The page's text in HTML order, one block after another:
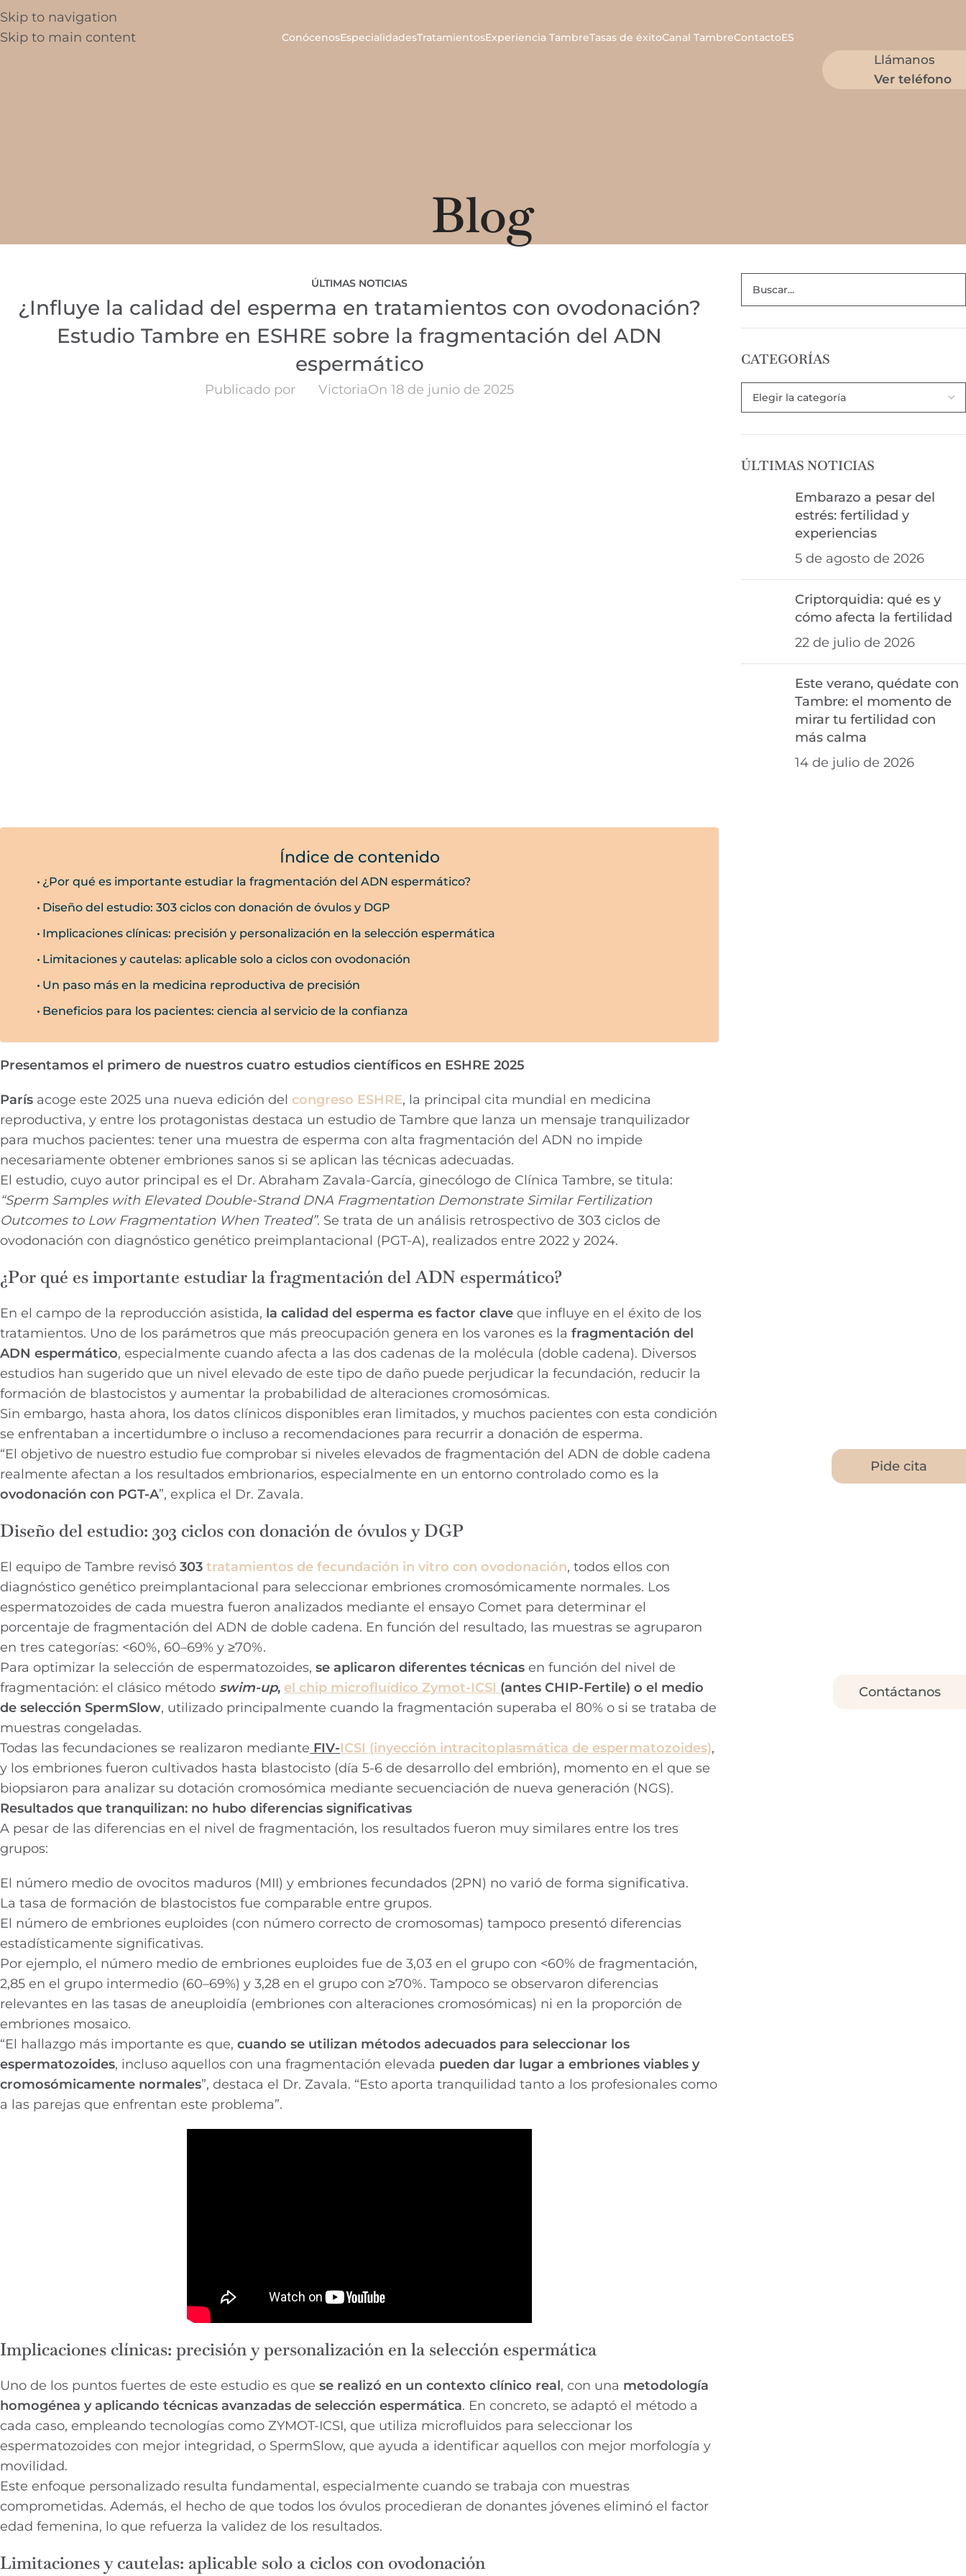
Skip to navigation
Skip to main content
ConócenosEspecialidadesTratamientosExperiencia TambreTasas de éxitoCanal TambreContactoES
Llámanos
Ver teléfono
Blog
ÚLTIMAS NOTICIAS
¿Influye la calidad del esperma en tratamientos con ovodonación?
Estudio Tambre en ESHRE sobre la fragmentación del ADN
espermático
Publicado por VictoriaOn 18 de junio de 2025
Índice de contenido
¿Por qué es importante estudiar la fragmentación del ADN espermático?
Diseño del estudio: 303 ciclos con donación de óvulos y DGP
Implicaciones clínicas: precisión y personalización en la selección espermática
Limitaciones y cautelas: aplicable solo a ciclos con ovodonación
Un paso más en la medicina reproductiva de precisión
Beneficios para los pacientes: ciencia al servicio de la confianza
Presentamos el primero de nuestros cuatro estudios científicos en ESHRE 2025
París acoge este 2025 una nueva edición del congreso ESHRE, la principal cita mundial en medicina
reproductiva, y entre los protagonistas destaca un estudio de Tambre que lanza un mensaje tranquilizador
para muchos pacientes: tener una muestra de esperma con alta fragmentación del ADN no impide
necesariamente obtener embriones sanos si se aplican las técnicas adecuadas.
El estudio, cuyo autor principal es el Dr. Abraham Zavala-García, ginecólogo de Clínica Tambre, se titula:
“Sperm Samples with Elevated Double-Strand DNA Fragmentation Demonstrate Similar Fertilization
Outcomes to Low Fragmentation When Treated”. Se trata de un análisis retrospectivo de 303 ciclos de
ovodonación con diagnóstico genético preimplantacional (PGT-A), realizados entre 2022 y 2024.
¿Por qué es importante estudiar la fragmentación del ADN espermático?
En el campo de la reproducción asistida, la calidad del esperma es factor clave que influye en el éxito de los
tratamientos. Uno de los parámetros que más preocupación genera en los varones es la fragmentación del
ADN espermático, especialmente cuando afecta a las dos cadenas de la molécula (doble cadena). Diversos
estudios han sugerido que un nivel elevado de este tipo de daño puede perjudicar la fecundación, reducir la
formación de blastocistos y aumentar la probabilidad de alteraciones cromosómicas.
Sin embargo, hasta ahora, los datos clínicos disponibles eran limitados, y muchos pacientes con esta condición
se enfrentaban a incertidumbre o incluso a recomendaciones para recurrir a donación de esperma.
“El objetivo de nuestro estudio fue comprobar si niveles elevados de fragmentación del ADN de doble cadena
realmente afectan a los resultados embrionarios, especialmente en un entorno controlado como es la
ovodonación con PGT-A”, explica el Dr. Zavala.
Diseño del estudio: 303 ciclos con donación de óvulos y DGP
El equipo de Tambre revisó 303 tratamientos de fecundación in vitro con ovodonación, todos ellos con
diagnóstico genético preimplantacional para seleccionar embriones cromosómicamente normales. Los
espermatozoides de cada muestra fueron analizados mediante el ensayo Comet para determinar el
porcentaje de fragmentación del ADN de doble cadena. En función del resultado, las muestras se agruparon
en tres categorías: <60%, 60–69% y ≥70%.
Para optimizar la selección de espermatozoides, se aplicaron diferentes técnicas en función del nivel de
fragmentación: el clásico método swim-up, el chip microfluídico Zymot-ICSI (antes CHIP-Fertile) o el medio
de selección SpermSlow, utilizado principalmente cuando la fragmentación superaba el 80% o si se trataba de
muestras congeladas.
Todas las fecundaciones se realizaron mediante FIV-ICSI (inyección intracitoplasmática de espermatozoides),
y los embriones fueron cultivados hasta blastocisto (día 5-6 de desarrollo del embrión), momento en el que se
biopsiaron para analizar su dotación cromosómica mediante secuenciación de nueva generación (NGS).
Resultados que tranquilizan: no hubo diferencias significativas
A pesar de las diferencias en el nivel de fragmentación, los resultados fueron muy similares entre los tres
grupos:
El número medio de ovocitos maduros (MII) y embriones fecundados (2PN) no varió de forma significativa.
La tasa de formación de blastocistos fue comparable entre grupos.
El número de embriones euploides (con número correcto de cromosomas) tampoco presentó diferencias
estadísticamente significativas.
Por ejemplo, el número medio de embriones euploides fue de 3,03 en el grupo con <60% de fragmentación,
2,85 en el grupo intermedio (60–69%) y 3,28 en el grupo con ≥70%. Tampoco se observaron diferencias
relevantes en las tasas de aneuploidía (embriones con alteraciones cromosómicas) ni en la proporción de
embriones mosaico.
“El hallazgo más importante es que, cuando se utilizan métodos adecuados para seleccionar los
espermatozoides, incluso aquellos con una fragmentación elevada pueden dar lugar a embriones viables y
cromosómicamente normales”, destaca el Dr. Zavala. “Esto aporta tranquilidad tanto a los profesionales como
a las parejas que enfrentan este problema”.
Implicaciones clínicas: precisión y personalización en la selección espermática
Uno de los puntos fuertes de este estudio es que se realizó en un contexto clínico real, con una metodología
homogénea y aplicando técnicas avanzadas de selección espermática. En concreto, se adaptó el método a
cada caso, empleando tecnologías como ZYMOT-ICSI, que utiliza microfluidos para seleccionar los
espermatozoides con mejor integridad, o SpermSlow, que ayuda a identificar aquellos con mejor morfología y
movilidad.
Este enfoque personalizado resulta fundamental, especialmente cuando se trabaja con muestras
comprometidas. Además, el hecho de que todos los óvulos procedieran de donantes jóvenes eliminó el factor
edad femenina, lo que refuerza la validez de los resultados.
Limitaciones y cautelas: aplicable solo a ciclos con ovodonación
CATEGORÍAS
ÚLTIMAS NOTICIAS
Embarazo a pesar del
estrés: fertilidad y
experiencias
5 de agosto de 2026
Criptorquidia: qué es y
cómo afecta la fertilidad
22 de julio de 2026
Este verano, quédate con
Tambre: el momento de
mirar tu fertilidad con
más calma
14 de julio de 2026
Pide cita
Contáctanos